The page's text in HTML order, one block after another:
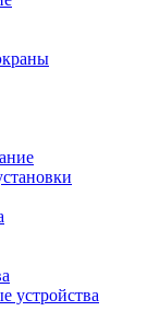
устройства